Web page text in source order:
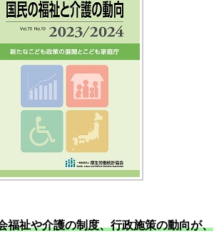
福祉や介護の制度、行政施策の動向が、